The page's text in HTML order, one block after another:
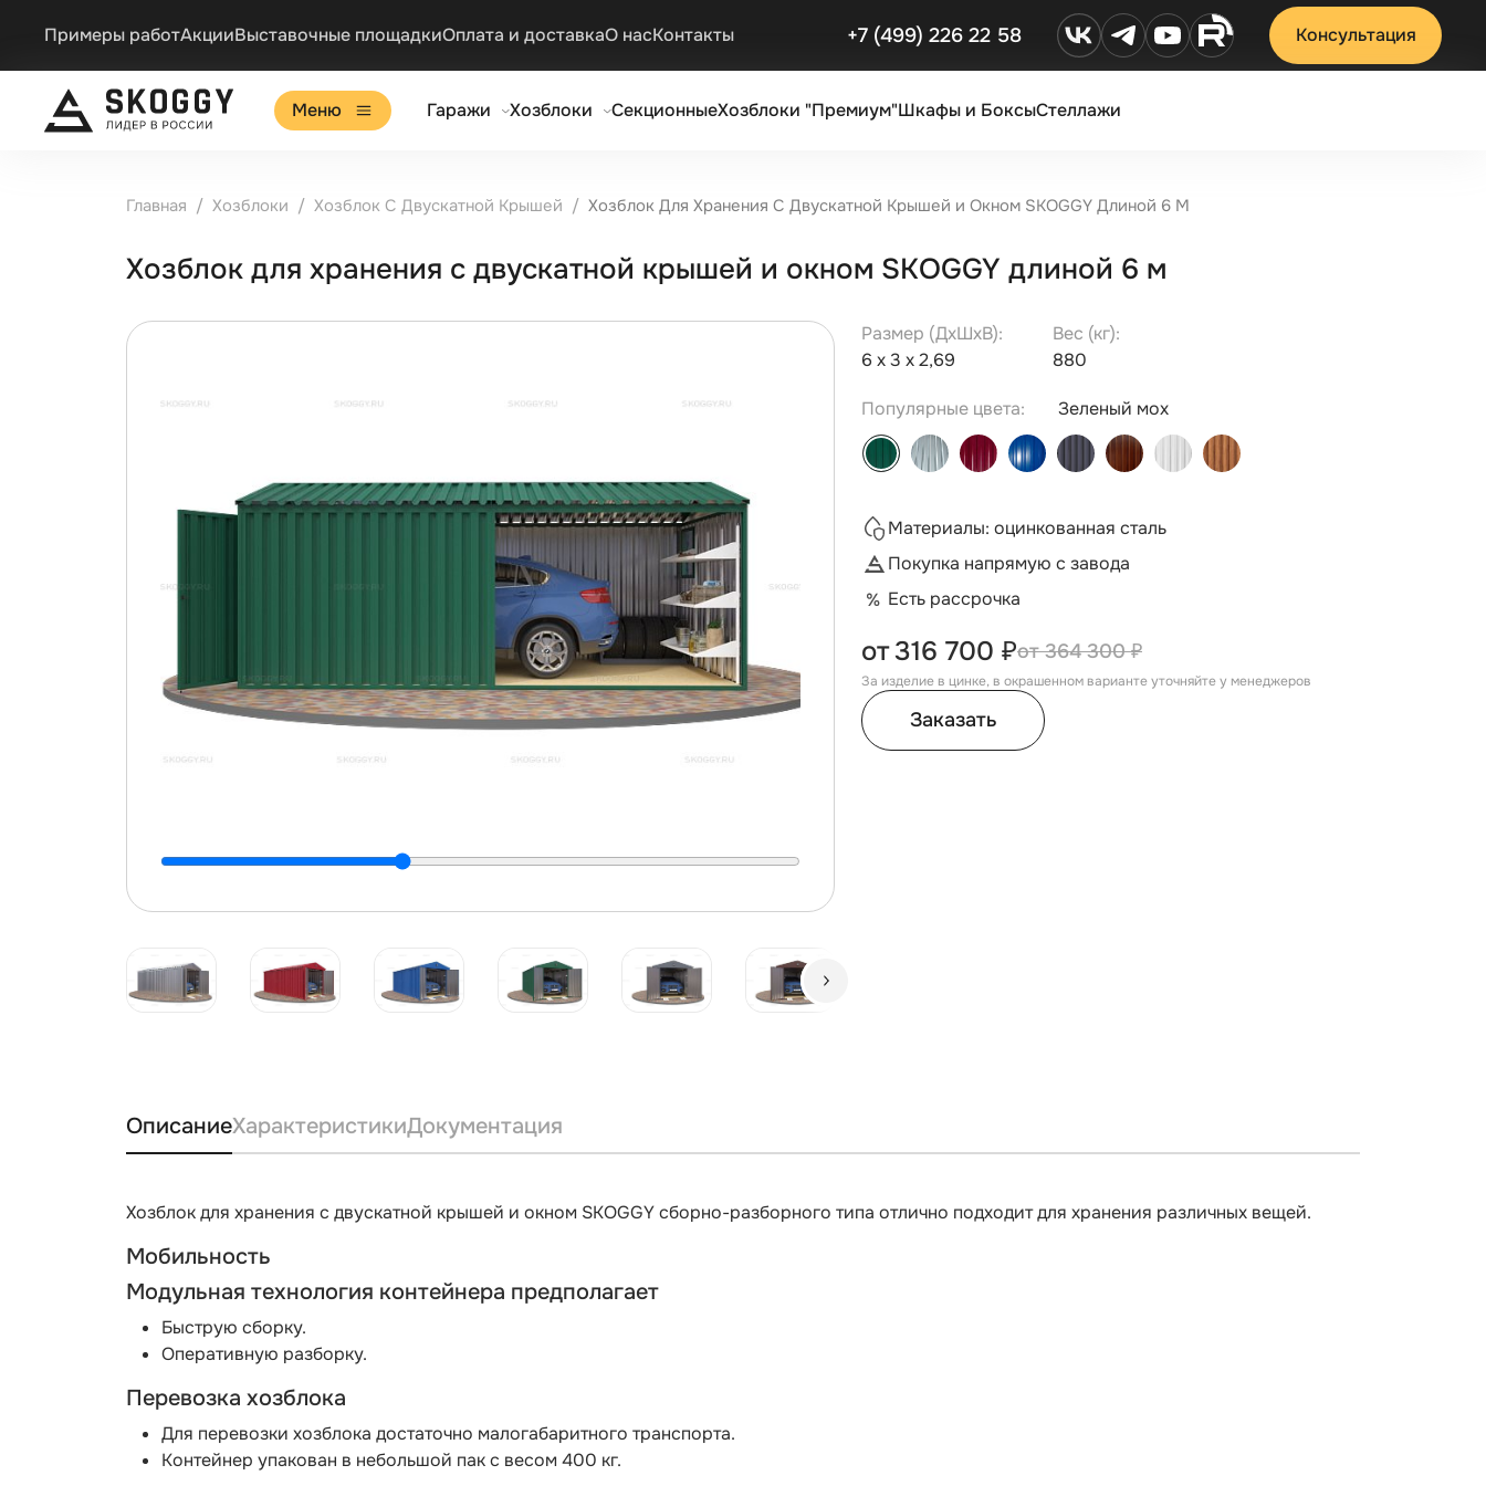
Примеры работАкцииВыставочные площадкиОплата и доставкаО насКонтакты +7 (499) 226 22 58 Консультация
Меню Гаражи Хозблоки СекционныеХозблоки "Премиум"Шкафы и БоксыСтеллажи
Главная Хозблоки Хозблок С Двускатной Крышей Хозблок Для Хранения С Двускатной Крышей и Окном SKOGGY Длиной 6 М
Хозблок для хранения с двускатной крышей и окном SKOGGY длиной 6 м
Размер (ДxШxВ):
6 х 3 х 2,69
Вес (кг):
880
Популярные цвета: Зеленый мох
Материалы: оцинкованная сталь
Покупка напрямую с завода
Есть рассрочка
364 300 ₽
от316 700 ₽
За изделие в цинке, в окрашенном варианте уточняйте у менеджеров
Заказать
ОписаниеХарактеристикиДокументация
Хозблок для хранения с двускатной крышей и окном SKOGGY сборно-разборного типа отлично подходит для хранения различных вещей.
Мобильность
Модульная технология контейнера предполагает
Быструю сборку.
Оперативную разборку.
Перевозка хозблока
Для перевозки хозблока достаточно малогабаритного транспорта.
Контейнер упакован в небольшой пак с весом 400 кг.